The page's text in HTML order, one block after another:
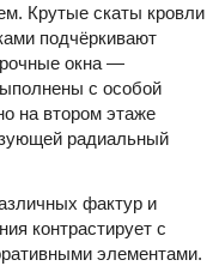
Крутые скаты кровли
подчёркивают
окна —
с особой
на втором этаже
радиальный
фактур и
контрастирует с
элементами.